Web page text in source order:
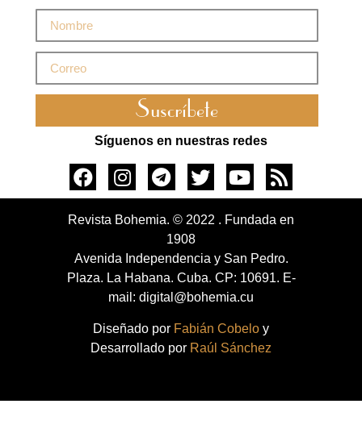
Suscríbete
Síguenos en nuestras redes
Revista Bohemia. © 2022 . Fundada en
1908
Avenida Independencia y San Pedro.
Plaza. La Habana. Cuba. CP: 10691. E-
mail: digital@bohemia.cu
Diseñado por Fabián Cobelo y
Desarrollado por Raúl Sánchez